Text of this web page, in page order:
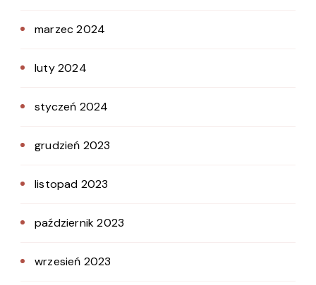
marzec 2024
luty 2024
styczeń 2024
grudzień 2023
listopad 2023
październik 2023
wrzesień 2023